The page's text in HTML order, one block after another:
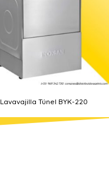
Lavavajilla Túnel BYK-220